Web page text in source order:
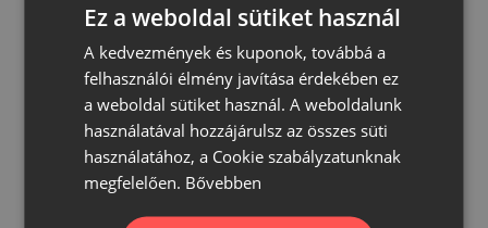
Ez a weboldal sütiket használ
A kedvezmények és kuponok, továbbá a
felhasználói élmény javítása érdekében ez
a weboldal sütiket használ. A weboldalunk
használatával hozzájárulsz az összes süti
használatához, a Cookie szabályzatunknak
megfelelően. Bővebben